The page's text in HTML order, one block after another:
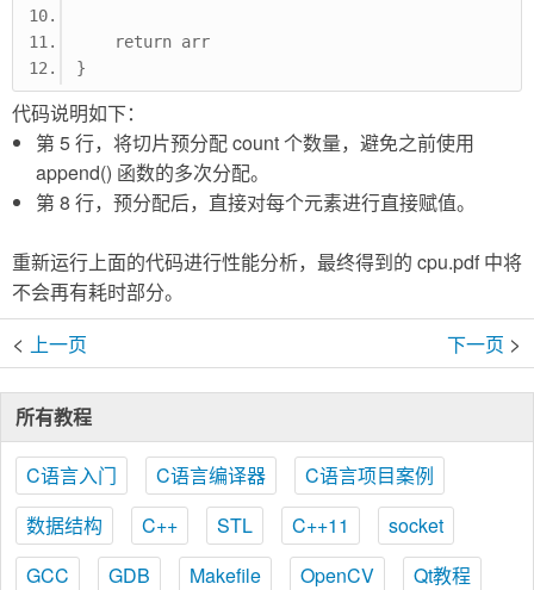
    return arr
}
代码说明如下：
第 5 行，将切片预分配 count 个数量，避免之前使用
append() 函数的多次分配。
第 8 行，预分配后，直接对每个元素进行直接赋值。
重新运行上面的代码进行性能分析，最终得到的 cpu.pdf 中将
不会再有耗时部分。
< 上一页 下一页 >
所有教程
C语言入门 C语言编译器
C语言项目案例
数据结构
C++ STL C++11
socket
GCC
GDB Makefile OpenCV
Qt教程